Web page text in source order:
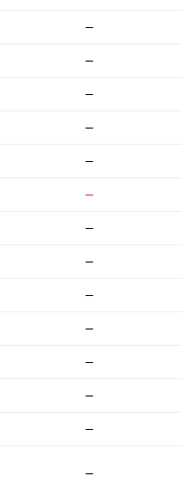
–
–
–
–
–
–
–
–
–
–
–
–
–
–